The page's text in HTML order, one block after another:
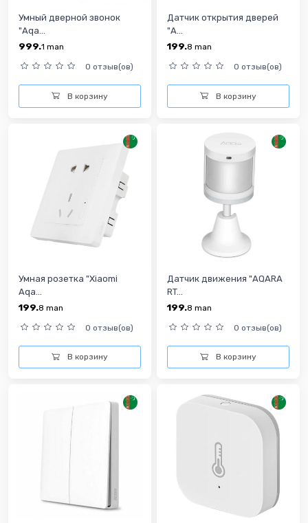
Умный дверной звонок
"Aqa...
999.1 man
0 отзыв(ов)
В корзину
Датчик открытия дверей
"A...
199.8 man
0 отзыв(ов)
В корзину
Умная розетка "Xiaomi
Aqa...
199.8 man
0 отзыв(ов)
В корзину
Датчик движения "AQARA
RT...
199.8 man
0 отзыв(ов)
В корзину